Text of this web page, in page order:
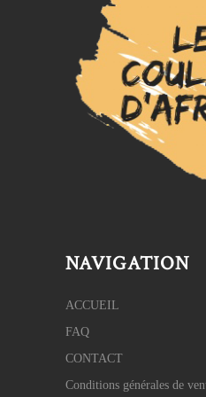
NAVIGATION
ACCUEIL
FAQ
CONTACT
Conditions générales de